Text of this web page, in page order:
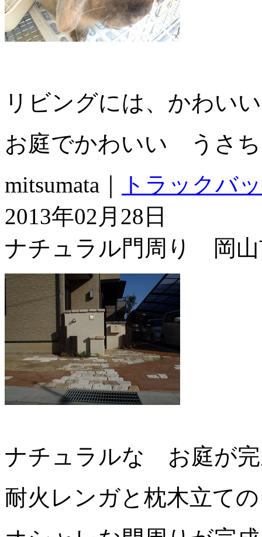
リビングには、かわい
お庭でかわいい うさ
mitsumata｜
トラックバ
2013年02月28日
ナチュラル門周り 岡山
ナチュラルな お庭が
耐火レンガと枕木立ての